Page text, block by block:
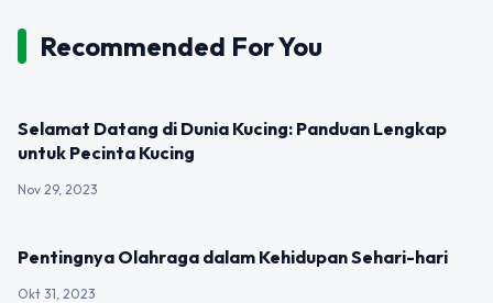
Recommended For You
Selamat Datang di Dunia Kucing: Panduan Lengkap
untuk Pecinta Kucing
Nov 29, 2023
Pentingnya Olahraga dalam Kehidupan Sehari-hari
Okt 31, 2023